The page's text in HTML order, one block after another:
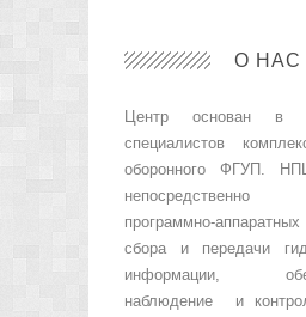
О НАС
Центр основан в
специалистов
оборонного ФГУП.
непосредственно
программно-
сбора и передачи
информации,
наблюдение и